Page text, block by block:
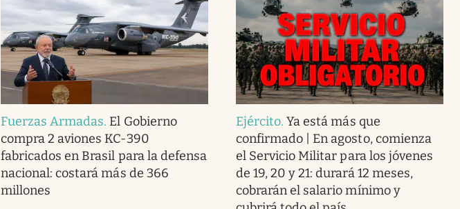
Fuerzas Armadas. El Gobierno
compra 2 aviones KC-390
fabricados en Brasil para la defensa
nacional: costará más de 366
millones
Ejército.Ya está más que
confirmado | En agosto, comienza
el Servicio Militar para los jóvenes
de 19, 20 y 21: durará 12 meses,
cobrarán el salario mínimo y